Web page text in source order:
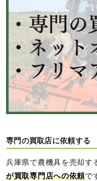
専門の買取店に依頼する
兵庫県で農機具を売却す
が買取専門店への依頼で